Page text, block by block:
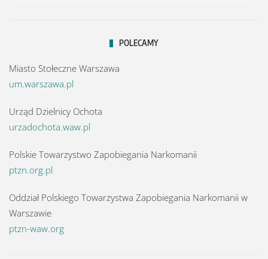
POLECAMY
Miasto Stołeczne Warszawa
um.warszawa.pl
Urząd Dzielnicy Ochota
urzadochota.waw.pl
Polskie Towarzystwo Zapobiegania Narkomanii
ptzn.org.pl
Oddział Polskiego Towarzystwa Zapobiegania Narkomanii w
Warszawie
ptzn-waw.org